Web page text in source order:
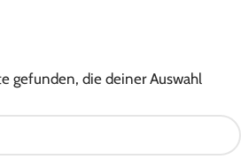
gefunden, die deiner Auswahl